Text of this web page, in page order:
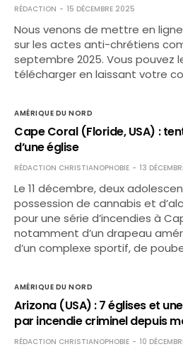
RÉDACTION 15 DÉCEMBRE 2025
Nous venons de mettre en
sur les actes anti-chrétiens
septembre 2025. Vous pouvez
télécharger en laissant votre
AMÉRIQUE DU NORD
Cape Coral (Floride, USA) :
d’une église
RÉDACTION CHRISTIANOPHOBIE 13
Le 11 décembre, deux
possession de cannabis et
pour une série d’incendies à
notamment d’un drapeau
d’un complexe sportif, de
AMÉRIQUE DU NORD
Arizona (USA) : 7 églises et
par incendie criminel depuis
RÉDACTION CHRISTIANOPHOBIE 10